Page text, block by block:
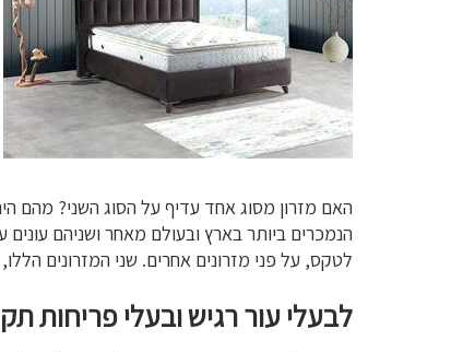
האם מזרון מסוג אחד עדיף על הסוג השני? מהם
הנמכרים ביותר בארץ ובעולם מאחר ושניהם
לטקס, על פני מזרונים אחרים. שני המזרונים
לבעלי עור רגיש ובעלי פריחות